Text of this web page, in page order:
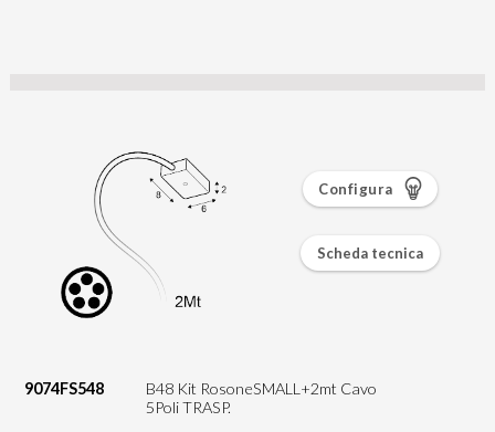
9074FS548
B48 Kit RosoneSMALL+2mt Cavo
5Poli TRASP.
Configura
Scheda tecnica